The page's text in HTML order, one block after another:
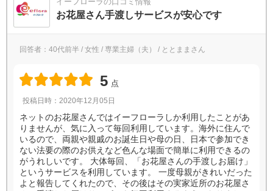
お花屋さん手渡しサービスが安心です
回答者：40代前半 / 女性 / 専業主婦（夫） / ととままさん
5 点
投稿日時：2020年12月05日
ネットのお花屋さんではイーフローラしか利用したことがあ
りませんが、気に入って毎回利用しています。海外に住んで
いるので、両親や親戚のお誕生日や母の日、日本で参加でき
ない法要の際のお供えなど色んな場面で簡単に利用できるの
がうれしいです。 大体毎回、「お花屋さんの手渡しお届け」
というサービスを利用しています。 一度母親がきれいだった
よと報告してくれたので、その後はその実家近所のお花屋さ